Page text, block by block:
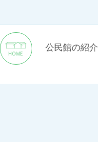
公民館の紹介